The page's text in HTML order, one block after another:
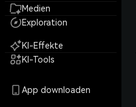
Medien
Exploration
KI-Effekte
KI-Tools
App downloaden